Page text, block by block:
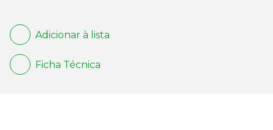
Adicionar à lista
Ficha Técnica